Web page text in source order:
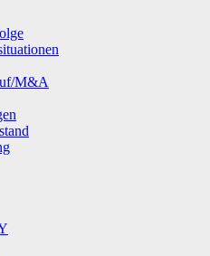
M&A